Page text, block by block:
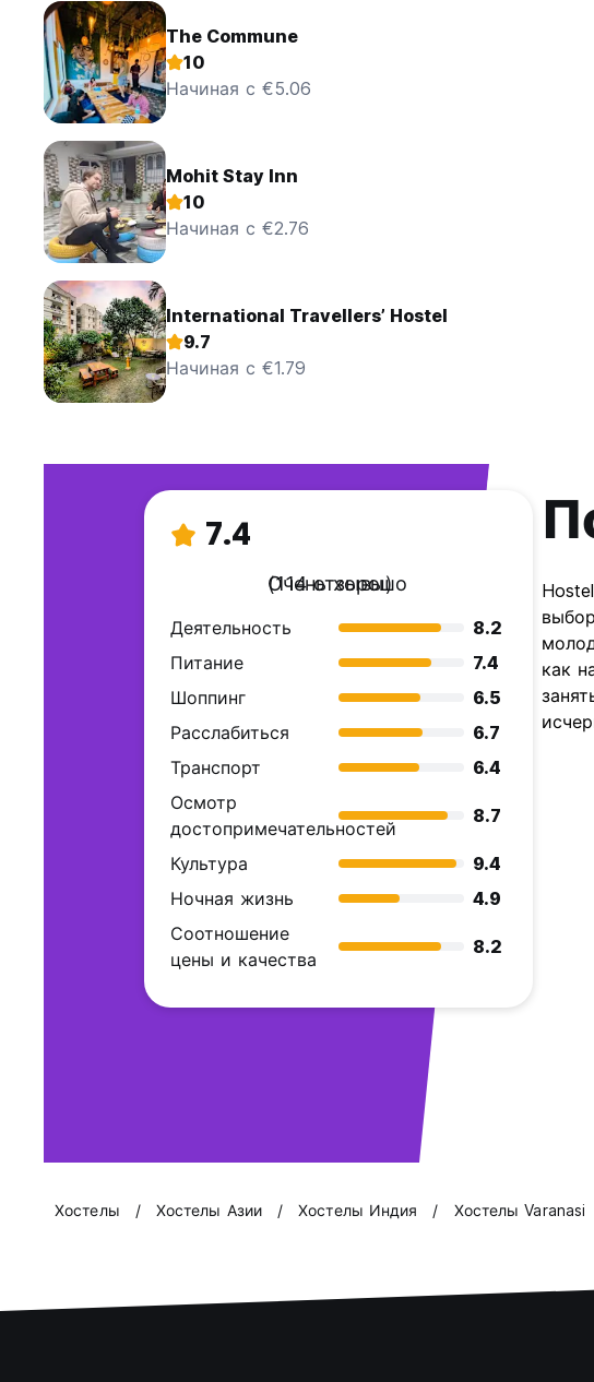
The Commune
10
Начиная с €5.06
Mohit Stay Inn
10
Начиная с €2.76
International Travellers’ Hostel
9.7
Начиная с €1.79
7.4
Очень хорошо
(114 отзывы)
Деятельность
8.2
Питание
7.4
Шоппинг
6.5
Расслабиться
6.7
Транспорт
6.4
Осмотр
достопримечательностей
8.7
Культура
9.4
Ночная жизнь
4.9
Соотношение
цены и качества
8.2
как
Хостелы Хостелы Азии Хостелы Индия Хостелы Varanasi